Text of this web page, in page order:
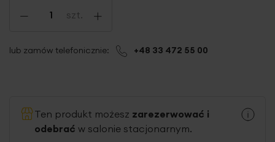
- szt. +
lub zamów telefonicznie: +48 33 472 55 00
Ten produkt możesz zarezerwować i
odebrać w salonie stacjonarnym.